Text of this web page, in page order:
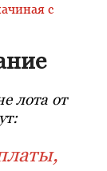
с
лота от